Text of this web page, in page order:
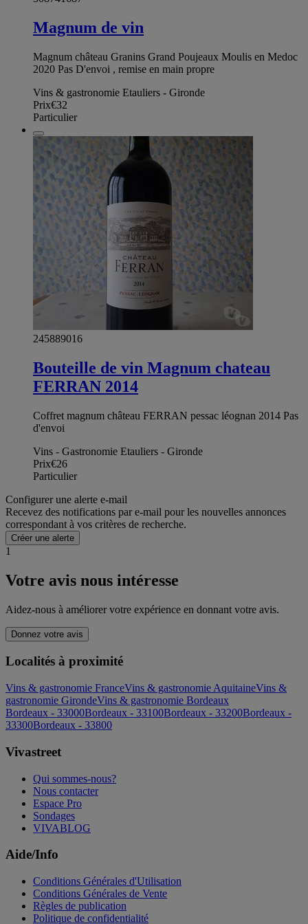
Magnum de vin
Magnum château Granins Grand Poujeaux Moulis en Medoc
2020 Pas D'envoi , remise en main propre
Vins & gastronomie Etauliers - Gironde
Prix€32
Particulier
245889016
Bouteille de vin Magnum chateau
FERRAN 2014
Coffret magnum château FERRAN pessac léognan 2014 Pas
d'envoi
Vins - Gastronomie Etauliers - Gironde
Prix€26
Particulier
Configurer une alerte e-mail
Recevez des notifications par e-mail pour les nouvelles annonces
correspondant à vos critères de recherche.
Créer une alerte
1
Votre avis nous intéresse
Aidez-nous à améliorer votre expérience en donnant votre avis.
Donnez votre avis
Localités à proximité
Vins & gastronomie FranceVins & gastronomie AquitaineVins &
gastronomie GirondeVins & gastronomie Bordeaux
Bordeaux - 33000Bordeaux - 33100Bordeaux - 33200Bordeaux -
33300Bordeaux - 33800
Vivastreet
Qui sommes-nous?
Nous contacter
Espace Pro
Sondages
VIVABLOG
Aide/Info
Conditions Générales d'Utilisation
Conditions Générales de Vente
Règles de publication
Politique de confidentialité